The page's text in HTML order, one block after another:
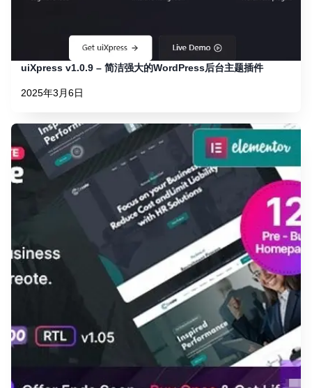
uiXpress v1.0.9 – 简洁强大的WordPress后台主题插件
2025年3月6日